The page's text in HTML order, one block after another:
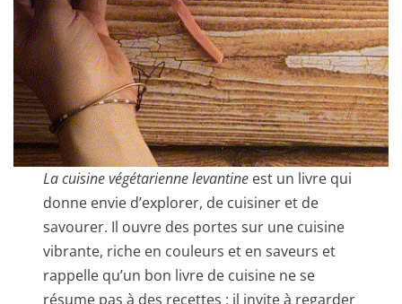
La cuisine végétarienne levantine est un livre qui
donne envie d’explorer, de cuisiner et de
savourer. Il ouvre des portes sur une cuisine
vibrante, riche en couleurs et en saveurs et
rappelle qu’un bon livre de cuisine ne se
résume pas à des recettes : il invite à regarder